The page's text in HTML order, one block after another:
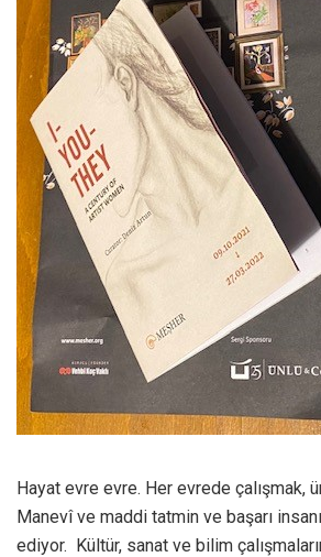
Hayat evre evre. Her evrede çalışmak,
Manevî ve maddi tatmin ve başarı
ediyor. Kültür, sanat ve bilim